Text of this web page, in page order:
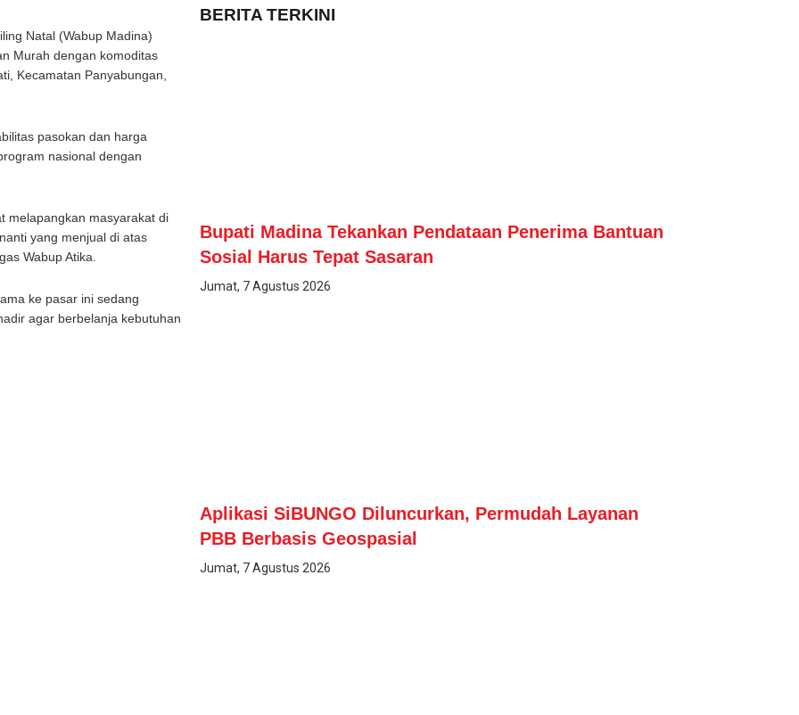
Natal (Wabup Madina)
Murah dengan komoditas
Kecamatan Panyabungan,
pasokan dan harga
nasional dengan
melapangkan masyarakat di
yang menjual di atas
Wabup Atika.
ke pasar ini sedang
agar berbelanja kebutuhan
BERITA TERKINI
Bupati Madina Tekankan Pendataan Penerima Bantuan
Sosial Harus Tepat Sasaran
Jumat, 7 Agustus 2026
Aplikasi SiBUNGO Diluncurkan, Permudah Layanan
PBB Berbasis Geospasial
Jumat, 7 Agustus 2026